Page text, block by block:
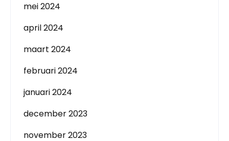
mei 2024
april 2024
maart 2024
februari 2024
januari 2024
december 2023
november 2023